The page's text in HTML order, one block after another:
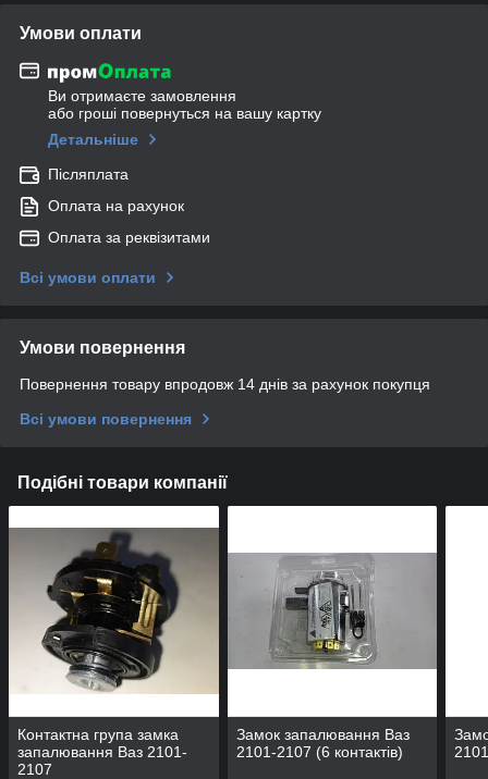
Умови оплати
Ви отримаєте замовлення
або гроші повернуться на вашу картку
Детальніше
Післяплата
Оплата на рахунок
Оплата за реквізитами
Всі умови оплати
Умови повернення
Повернення товару впродовж 14 днів за рахунок покупця
Всі умови повернення
Подібні товари компанії
Контактна група замка
запалювання Ваз 2101-
2107
Замок запалювання Ваз
2101-2107 (6 контактів)